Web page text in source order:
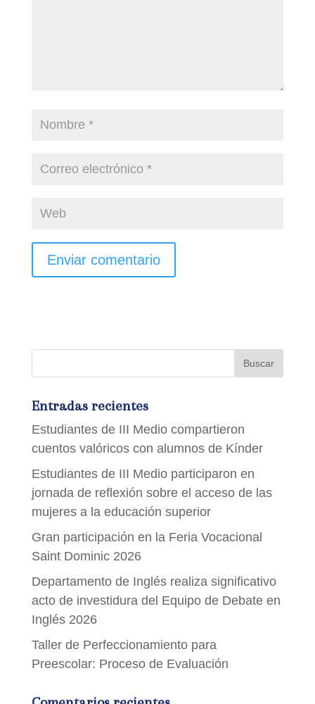
Entradas recientes
Estudiantes de III Medio compartieron
cuentos valóricos con alumnos de Kínder
Estudiantes de III Medio participaron en
jornada de reflexión sobre el acceso de las
mujeres a la educación superior
Gran participación en la Feria Vocacional
Saint Dominic 2026
Departamento de Inglés realiza significativo
acto de investidura del Equipo de Debate en
Inglés 2026
Taller de Perfeccionamiento para
Preescolar: Proceso de Evaluación